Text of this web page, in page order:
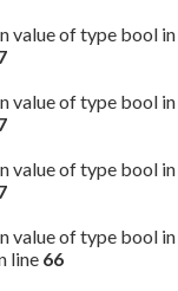
value of type bool in
value of type bool in
value of type bool in
value of type bool in
line 66